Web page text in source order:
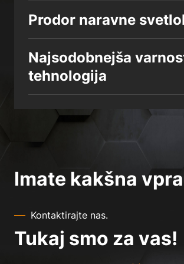
Prodor naravne
Najsodobnejša
tehnologija
Imate kakšna
Kontaktirajte nas.
Tukaj smo za vas!